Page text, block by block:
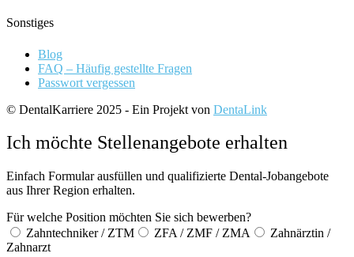
Sonstiges
Blog
FAQ – Häufig gestellte Fragen
Passwort vergessen
© DentalKarriere 2025 - Ein Projekt von DentaLink
Ich möchte Stellenangebote erhalten
Einfach Formular ausfüllen und qualifizierte Dental-Jobangebote
aus Ihrer Region erhalten.
Für welche Position möchten Sie sich bewerben?
Zahntechniker / ZTM
ZFA / ZMF / ZMA
Zahnärztin /
Zahnarzt